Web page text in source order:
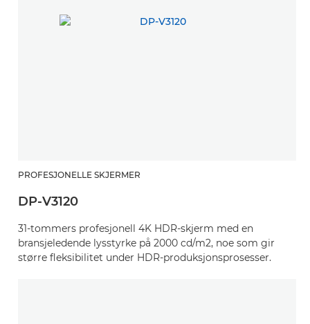
PROFESJONELLE SKJERMER
DP-V3120
31-tommers profesjonell 4K HDR-skjerm med en
bransjeledende lysstyrke på 2000 cd/m2, noe som gir
større fleksibilitet under HDR-produksjonsprosesser.